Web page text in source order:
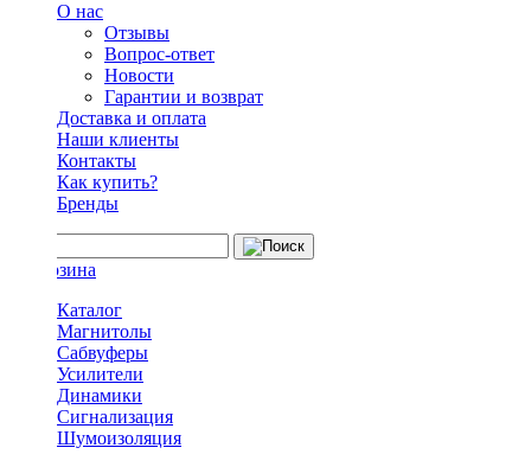
О нас
Отзывы
Вопрос-ответ
Новости
Гарантии и возврат
Доставка и оплата
Наши клиенты
Контакты
Как купить?
Бренды
Каталог
Магнитолы
Сабвуферы
Усилители
Динамики
Сигнализация
Шумоизоляция